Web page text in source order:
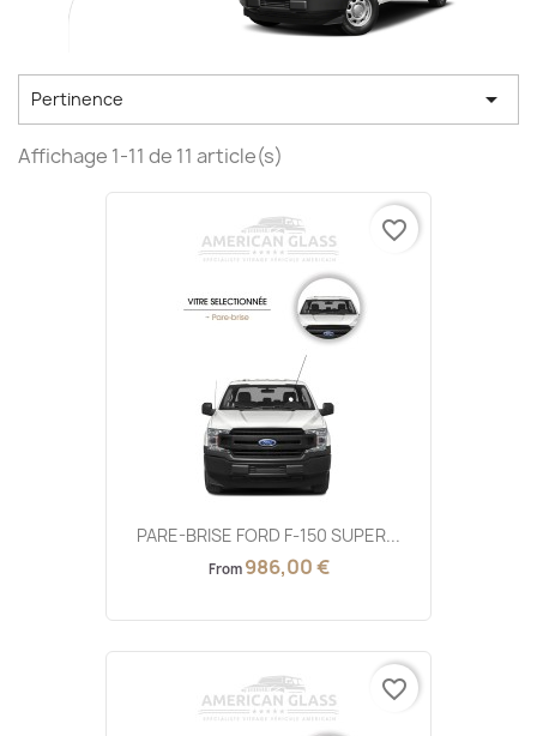
Pertinence 
Affichage 1-11 de 11 article(s)
PARE-BRISE FORD F-150 SUPER...
From 986,00 €
favorite_border
favorite_border